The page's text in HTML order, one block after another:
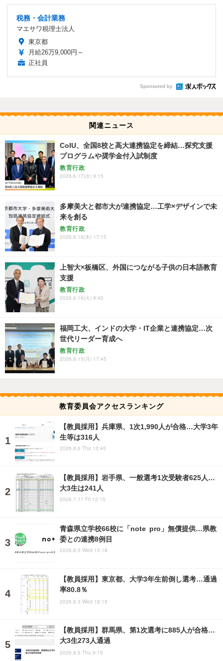
税務・会計業務
マエサワ税理士法人
東京都
月給26万9,000円～
正社員
Sponsored by
関連ニュース
CoIU、全国8校と高大連携協定を締結…探究支援
プログラムや奨学金付入試制度
教育行政
2026.6.17(水) 9:15
多摩美大と都市大が連携協定…工学×デザインで未
来を創る
教育行政
2026.6.18(木) 17:15
上智大×板橋区、外国につながる子供の日本語教育
支援
教育行政
2026.6.16(火) 9:45
福岡工大、インドの大学・IT企業と連携協定…次
世代リーダー育成へ
教育行政
2026.6.15(月) 17:45
教育委員会アクセスランキング
【教員採用】兵庫県、1次1,990人が合格…大学3年
生等は316人
2026.8.6 Thu 13:45
【教員採用】岩手県、一般選考1次受験者625人…
大3生は241人
2026.7.17 Fri 12:15
青森県立学校66校に「note pro」無償提供…県教
委との連携8例目
2026.8.5 Wed 15:18
【教員採用】東京都、大学3年生前倒し選考…通過
率80.8％
2026.8.5 Wed 18:15
【教員採用】群馬県、第1次選考に885人が合格…
大3生273人通過
2026.8.6 Thu 9:15